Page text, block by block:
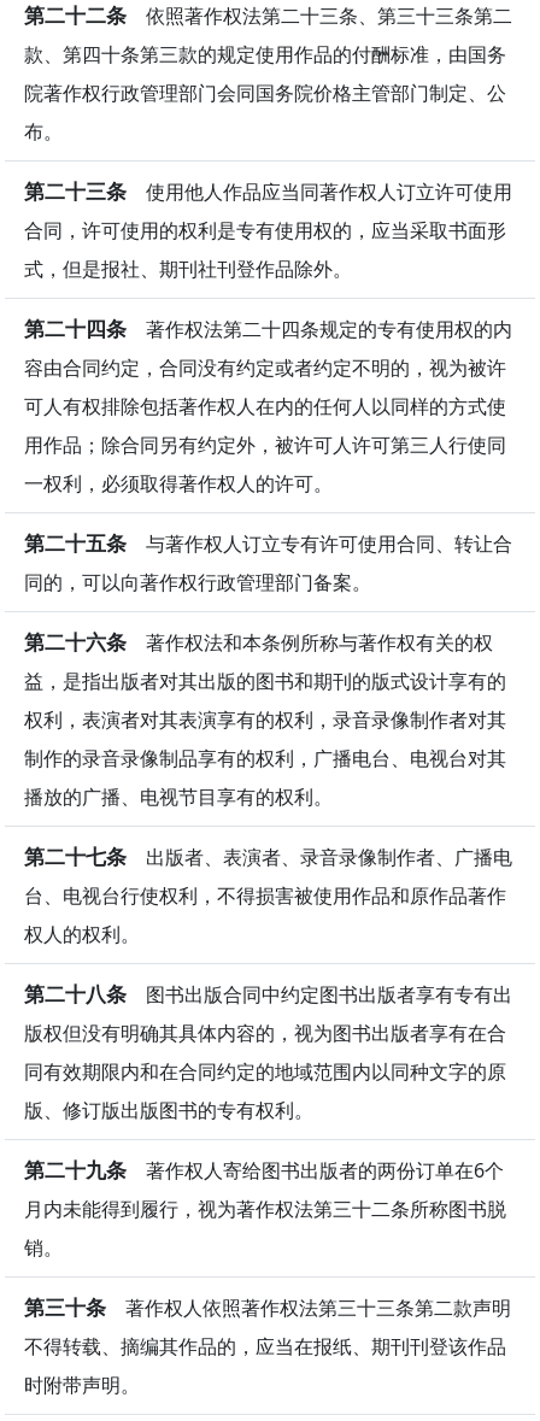
第二十二条 依照著作权法第二十三条、第三十三条第二
款、第四十条第三款的规定使用作品的付酬标准，由国务
院著作权行政管理部门会同国务院价格主管部门制定、公
布。
第二十三条 使用他人作品应当同著作权人订立许可使用
合同，许可使用的权利是专有使用权的，应当采取书面形
式，但是报社、期刊社刊登作品除外。
第二十四条 著作权法第二十四条规定的专有使用权的内
容由合同约定，合同没有约定或者约定不明的，视为被许
可人有权排除包括著作权人在内的任何人以同样的方式使
用作品；除合同另有约定外，被许可人许可第三人行使同
一权利，必须取得著作权人的许可。
第二十五条 与著作权人订立专有许可使用合同、转让合
同的，可以向著作权行政管理部门备案。
第二十六条 著作权法和本条例所称与著作权有关的权
益，是指出版者对其出版的图书和期刊的版式设计享有的
权利，表演者对其表演享有的权利，录音录像制作者对其
制作的录音录像制品享有的权利，广播电台、电视台对其
播放的广播、电视节目享有的权利。
第二十七条 出版者、表演者、录音录像制作者、广播电
台、电视台行使权利，不得损害被使用作品和原作品著作
权人的权利。
第二十八条 图书出版合同中约定图书出版者享有专有出
版权但没有明确其具体内容的，视为图书出版者享有在合
同有效期限内和在合同约定的地域范围内以同种文字的原
版、修订版出版图书的专有权利。
第二十九条 著作权人寄给图书出版者的两份订单在6个
月内未能得到履行，视为著作权法第三十二条所称图书脱
销。
第三十条 著作权人依照著作权法第三十三条第二款声明
不得转载、摘编其作品的，应当在报纸、期刊刊登该作品
时附带声明。